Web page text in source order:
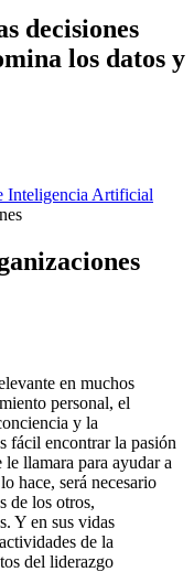
decisiones
los datos y
Inteligencia Artificial
en muchos
personal, el
y la
fácil encontrar la pasión
llamara para ayudar a
hace, será necesario
de los otros,
Y en sus vidas
de la
del liderazgo